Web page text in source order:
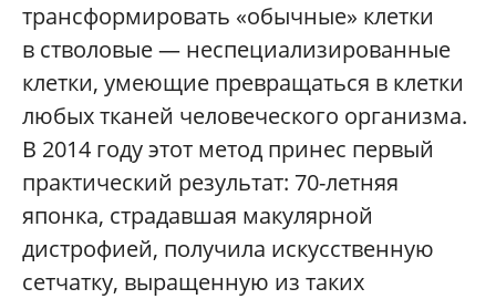
трансформировать «обычные» клетки
в стволовые — неспециализированные
клетки, умеющие превращаться в клетки
любых тканей человеческого организма.
В 2014 году этот метод принес первый
практический результат: 70-летняя
японка, страдавшая макулярной
дистрофией, получила искусственную
сетчатку, выращенную из таких